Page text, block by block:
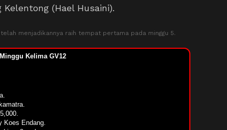
(Hael Husaini).
menjadikannya raih tempat pertama pada minggu 5.
Kelima GV12
Koes Endang.